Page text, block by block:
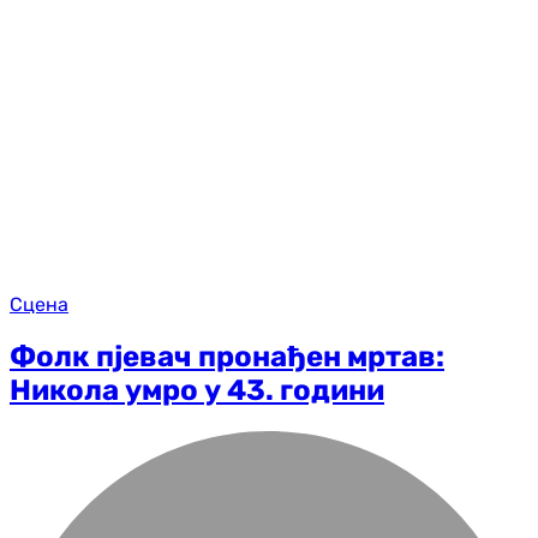
Сцена
Фолк пјевач пронађен мртав:
Никола умро у 43. години